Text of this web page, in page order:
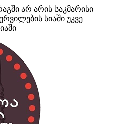
არ არის საკმარისი
სიაში უკვე